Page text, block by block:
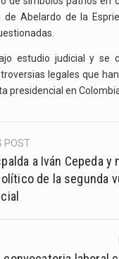
de Abelardo de la
estudio judicial y se
legales que
presidencial en
POST
a Iván Cepeda y
de la segunda